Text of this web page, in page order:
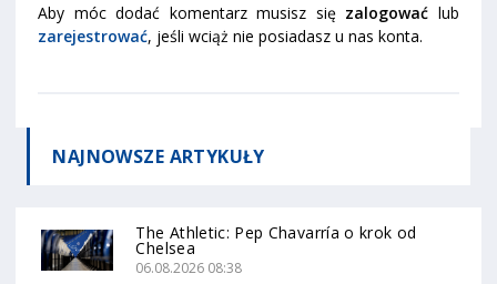
Aby móc dodać komentarz musisz się zalogować lub
zarejestrować, jeśli wciąż nie posiadasz u nas konta.
NAJNOWSZE ARTYKUŁY
The Athletic: Pep Chavarría o krok od
Chelsea
06.08.2026 08:38